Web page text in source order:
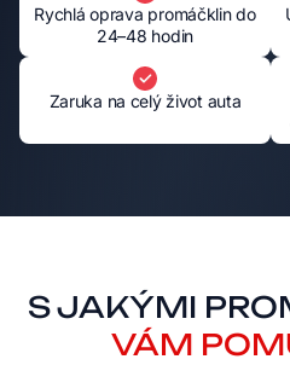
Rychlá oprava promáčklin do
24–48 hodin
Zaruka na celý život auta
S JAKÝMI
VÁM